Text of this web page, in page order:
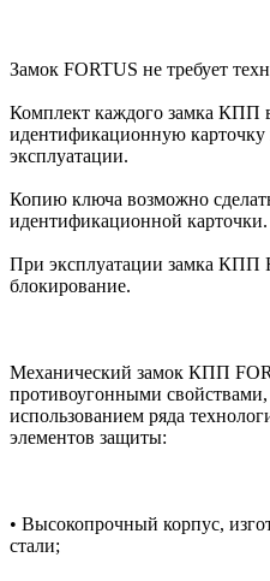
Замок FORTUS не требует
Комплект каждого замка КПП
идентификационную карточку
эксплуатации.
Копию ключа возможно
идентификационной карточки.
При эксплуатации замка КПП
блокирование.
Механический замок КПП
противоугонными
использованием ряда
элементов защиты:
• Высокопрочный корпус,
стали;